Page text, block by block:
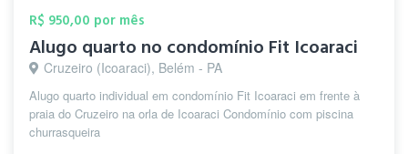
R$ 950,00 por mês
Alugo quarto no condomínio Fit Icoaraci
Cruzeiro (Icoaraci), Belém - PA
Alugo quarto individual em condomínio Fit Icoaraci em frente à
praia do Cruzeiro na orla de Icoaraci Condomínio com piscina
churrasqueira